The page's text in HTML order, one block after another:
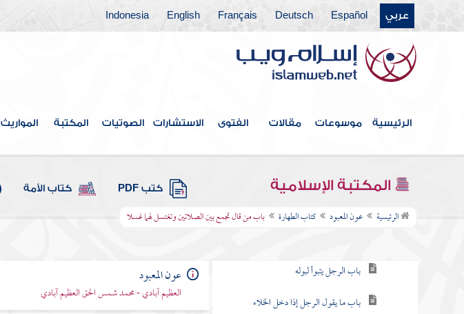
عربي Español
Deutsch
Français
English
Indonesia
الرئيسية موسوعات مقالات الفتوى الاستشارات الصوتيات المكتبة المواريث
المكتبة الإسلامية كتب PDF كتاب الأمة
الرئيسية عون المعبود كتاب الطهارة باب من قال تجمع بين الصلاتين وتغتسل لهما غسلا
فهرس الكتاب
كتاب الطهارة
باب الرجل يتبوأ لبوله
باب ما يقول الرجل إذا دخل الخلاء
عون المعبود
العظيم آبادي - محمد شمس الحق العظيم آبادي